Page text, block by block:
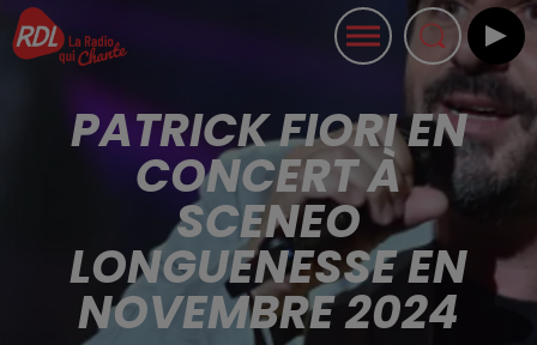
PATRICK FIORI EN
CONCERT À
SCENEO
LONGUENESSE EN
NOVEMBRE 2024